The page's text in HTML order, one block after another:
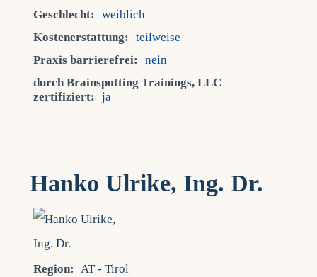
Geschlecht:
weiblich
Kostenerstattung:
teilweise
Praxis barrierefrei:
nein
durch Brainspotting Trainings, LLC
zertifiziert:
ja
Hanko Ulrike, Ing. Dr.
Region: AT - Tirol